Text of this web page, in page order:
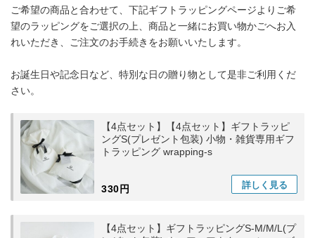
ご希望の商品と合わせて、下記ギフトラッピングページよりご希
望のラッピングをご選択の上、商品と一緒にお買い物かごへお入
れいただき、ご注文のお手続きをお願いいたします。
お誕生日や記念日など、特別な日の贈り物として是非ご利用くだ
さい。
【4点セット】【4点セット】ギフトラッピ
ングS(プレゼント包装) 小物・雑貨専用ギフ
トラッピング wrapping-s
330円 詳しく 見る
【4点セット】ギフトラッピングS-M/M/L(プ